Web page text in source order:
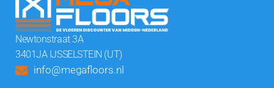
Newtonstraat 3A
3401JA IJSSELSTEIN (UT)
info@megafloors.nl